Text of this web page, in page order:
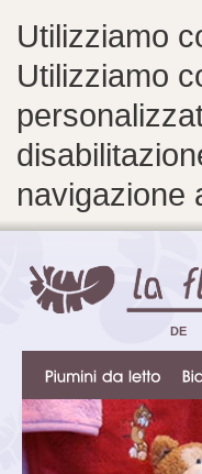
Utilizziamo
Utilizziamo
navigazione
DE